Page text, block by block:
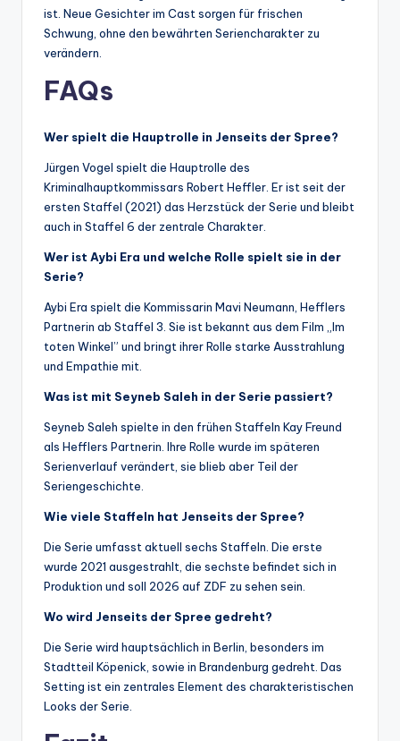
ist. Neue Gesichter im Cast sorgen für frischen
Schwung, ohne den bewährten Seriencharakter zu
verändern.
FAQs
Wer spielt die Hauptrolle in Jenseits der Spree?
Jürgen Vogel spielt die Hauptrolle des
Kriminalhauptkommissars Robert Heffler. Er ist seit der
ersten Staffel (2021) das Herzstück der Serie und bleibt
auch in Staffel 6 der zentrale Charakter.
Wer ist Aybi Era und welche Rolle spielt sie in der
Serie?
Aybi Era spielt die Kommissarin Mavi Neumann, Hefflers
Partnerin ab Staffel 3. Sie ist bekannt aus dem Film „Im
toten Winkel” und bringt ihrer Rolle starke Ausstrahlung
und Empathie mit.
Was ist mit Seyneb Saleh in der Serie passiert?
Seyneb Saleh spielte in den frühen Staffeln Kay Freund
als Hefflers Partnerin. Ihre Rolle wurde im späteren
Serienverlauf verändert, sie blieb aber Teil der
Seriengeschichte.
Wie viele Staffeln hat Jenseits der Spree?
Die Serie umfasst aktuell sechs Staffeln. Die erste
wurde 2021 ausgestrahlt, die sechste befindet sich in
Produktion und soll 2026 auf ZDF zu sehen sein.
Wo wird Jenseits der Spree gedreht?
Die Serie wird hauptsächlich in Berlin, besonders im
Stadtteil Köpenick, sowie in Brandenburg gedreht. Das
Setting ist ein zentrales Element des charakteristischen
Looks der Serie.